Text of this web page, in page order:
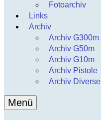
Fotoarchiv
Links
Archiv
Archiv G300m
Archiv G50m
Archiv G10m
Archiv Pistole
Archiv Diverse
Menü